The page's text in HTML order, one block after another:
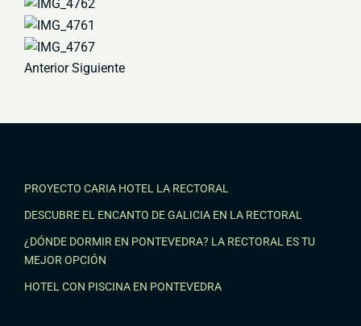
Anterior Siguiente
PROYECTO CARIA HOTEL LA RECTORAL
DESCUBRE EL ENCANTO DE GALICIA EN LA RECTORAL
¿DÓNDE DORMIR EN PONTEVEDRA? LA RECTORAL ES TU
MEJOR OPCIÓN
HOTEL CON PISCINA EN PONTEVEDRA